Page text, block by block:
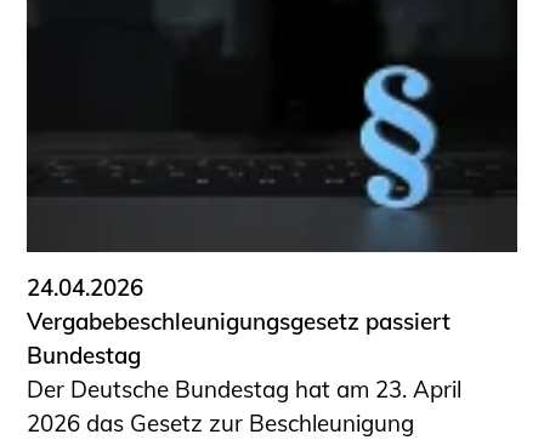
24.04.2026
Vergabebeschleunigungsgesetz passiert
Bundestag
Der Deutsche Bundestag hat am 23. April
2026 das Gesetz zur Beschleunigung